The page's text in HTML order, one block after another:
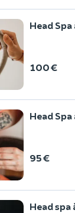
Head
100 €
Head
95 €
Head